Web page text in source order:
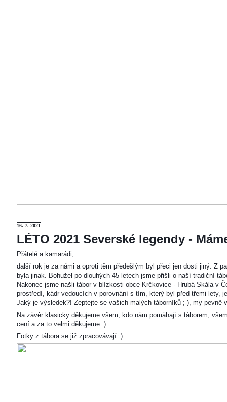
16. 7. 2021
LÉTO 2021 Severské legendy -
Přátelé a kamarádi,
další rok je za námi a oproti těm předešlým byl přeci jen dosti jiný. Z
byla jinak. Bohužel po dlouhých 45 letech jsme přišli o naší tradiční
Nakonec jsme našli tábor v blízkosti obce Krčkovice - Hrubá Skála v
prostředí, kádr vedoucích v porovnání s tím, který byl před třemi lety,
Jaký je výsledek?! Zeptejte se vašich malých táborníků ;-), my pevně
Na závěr klasicky děkujeme všem, kdo nám pomáhají s táborem,
cení a za to velmi děkujeme :).
Fotky z tábora se již zpracovávají :)